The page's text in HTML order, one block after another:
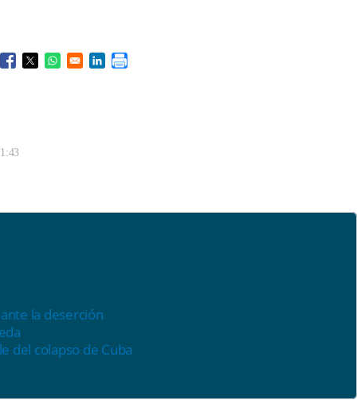
Opens in a new window
Opens in a new window
Opens in a new window
Opens in a new window
la deserción
del colapso de Cuba